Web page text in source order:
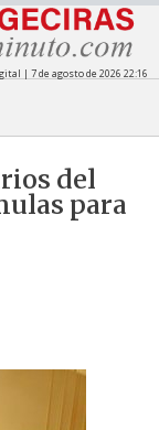
| 7 de agosto de 2026 22:16
del
para